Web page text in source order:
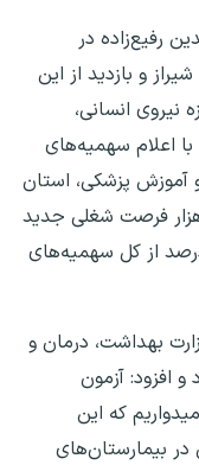
رفیع‌زاده در
و بازدید از این
نیروی انسانی،
اعلام سهمیه‌های
آموزش پزشکی، استان
۲۴۰۰ فرصت شغلی از مجموع ۲۵ هزار فرصت شغلی جدید
خواهد کرد که این رقم تقریبا ۱۰ درصد از کل سهمیه‌های
بهداشت، درمان و
افزود: آزمون
که این
بیمارستان‌های